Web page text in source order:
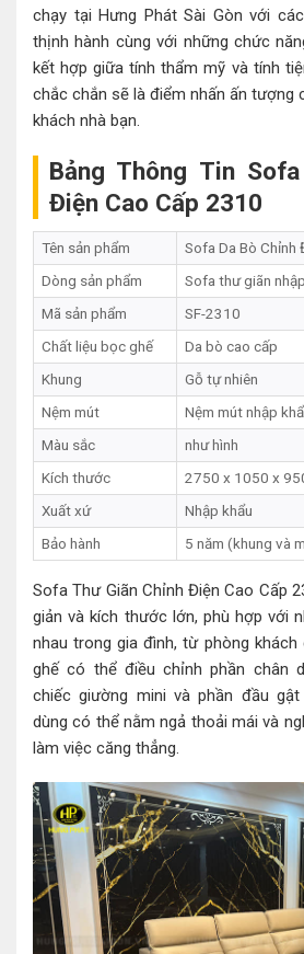
chạy tại Hưng Phát Sài Gòn với
thịnh hành cùng với những chức
kết hợp giữa tính thẩm mỹ và tính
chắc chắn sẽ là điểm nhấn ấn tượng
khách nhà bạn.
Bảng Thông Tin
Điện Cao Cấp 2310
Tên sản phẩm
Sofa Da Bò Chỉnh
Dòng sản phẩm
Sofa thư giãn
Mã sản phẩm
SF-2310
Chất liệu bọc ghế
Da bò cao cấp
Khung
Gỗ tự nhiên
Nệm mút
Nệm mút nhập
Màu sắc
như hình
Kích thước
2750 x 1050 x
Xuất xứ
Nhập khẩu
Bảo hành
5 năm (khung và
Sofa Thư Giãn Chỉnh Điện Cao Cấp
giản và kích thước lớn, phù hợp với
nhau trong gia đình, từ phòng khách
ghế có thể điều chỉnh phần chân
chiếc giường mini và phần đầu
dùng có thể nằm ngả thoải mái và
làm việc căng thẳng.